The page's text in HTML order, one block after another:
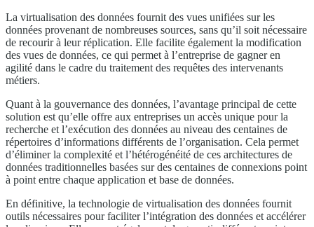
La virtualisation des données fournit des vues unifiées sur les
données provenant de nombreuses sources, sans qu’il soit nécessaire
de recourir à leur réplication. Elle facilite également la modification
des vues de données, ce qui permet à l’entreprise de gagner en
agilité dans le cadre du traitement des requêtes des intervenants
métiers.
Quant à la gouvernance des données, l’avantage principal de cette
solution est qu’elle offre aux entreprises un accès unique pour la
recherche et l’exécution des données au niveau des centaines de
répertoires d’informations différents de l’organisation. Cela permet
d’éliminer la complexité et l’hétérogénéité de ces architectures de
données traditionnelles basées sur des centaines de connexions point
à point entre chaque application et base de données.
En définitive, la technologie de virtualisation des données fournit
outils nécessaires pour faciliter l’intégration des données et accélérer